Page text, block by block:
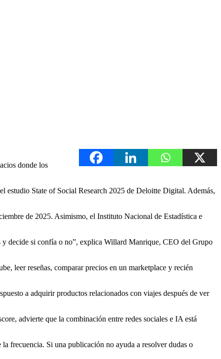
donde los
estudio State of Social Research 2025 de Deloitte Digital. Además,
de 2025. Asimismo, el Instituto Nacional de Estadística e
y decide si confía o no”, explica Willard Manrique, CEO del Grupo
leer reseñas, comparar precios en un marketplace y recién
a adquirir productos relacionados con viajes después de ver
advierte que la combinación entre redes sociales e IA está
frecuencia. Si una publicación no ayuda a resolver dudas o